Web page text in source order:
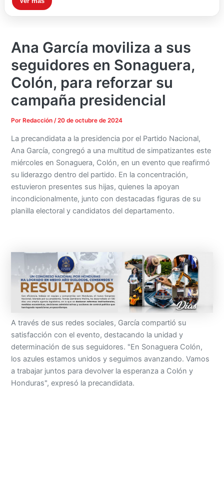
Ana García moviliza a sus
seguidores en Sonaguera,
Colón, para reforzar su
campaña presidencial
Por Redacción/20 de octubre de 2024
La precandidata a la presidencia por el Partido Nacional,
Ana García, congregó a una multitud de simpatizantes este
miércoles en Sonaguera, Colón, en un evento que reafirmó
su liderazgo dentro del partido. En la concentración,
estuvieron presentes sus hijas, quienes la apoyan
incondicionalmente, junto con destacadas figuras de su
planilla electoral y candidatos del departamento.
A través de sus redes sociales, García compartió su
satisfacción con el evento, destacando la unidad y
determinación de sus seguidores. "En Sonaguera Colón,
los azules estamos unidos y seguimos avanzando. Vamos
a trabajar juntos para devolver la esperanza a Colón y
Honduras", expresó la precandidata.